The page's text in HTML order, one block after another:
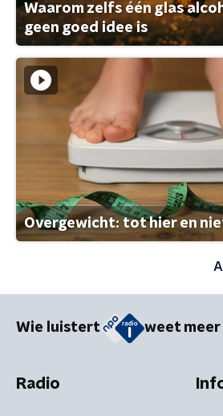
Waarom zelfs één glas
geen goed idee is
Overgewicht: tot hier en
Wie luistert weet meer
Radio